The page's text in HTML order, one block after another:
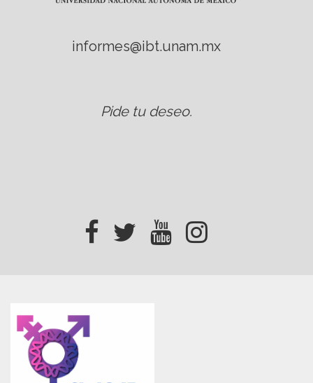
informes@ibt.unam.mx
Pide tu deseo.